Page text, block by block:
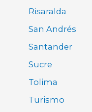
Risaralda
San Andrés
Santander
Sucre
Tolima
Turismo